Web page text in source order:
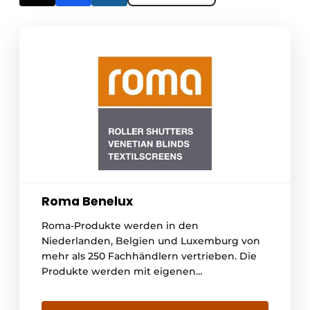
Roma Benelux
Roma-Produkte werden in den
Niederlanden, Belgien und Luxemburg von
mehr als 250 Fachhändlern vertrieben. Die
Produkte werden mit eigenen
Hauptsitz in Deutschland zu unserem